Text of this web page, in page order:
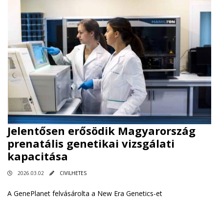
Jelentősen erősödik Magyarország
prenatális genetikai vizsgálati
kapacitása
2026.03.02 CIVILHETES
A GenePlanet felvásárolta a New Era Genetics-et